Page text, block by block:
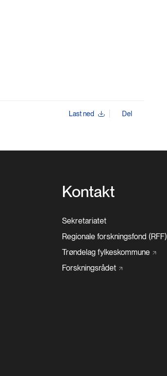
Last ned Del
Kontakt
Sekretariatet
Regionale forskningsfond (RFF)
Trøndelag fylkeskommune
Forskningsrådet